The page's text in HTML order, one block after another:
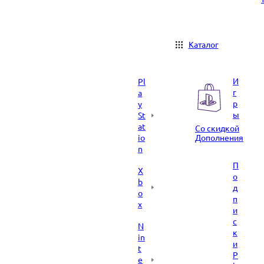
Каталог
Pl
a
y
St
at
io
n
X
b
o
x
N
in
t
e
И
г
р
ы
Со скидкой
Дополнения
П
о
д
п
и
с
к
и
P